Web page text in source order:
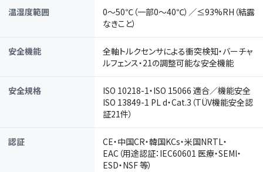
温湿度範囲
0〜50℃（一部0〜40℃）／≤93%RH（結露
なきこと）
安全機能
全軸トルクセンサによる衝突検知・バーチャ
ルフェンス・21の調整可能な安全機能
安全規格
ISO 10218-1・ISO 15066 適合／機能安全
ISO 13849-1 PL d・Cat.3（TÜV機能安全認
証21件）
認証
CE・中国CR・韓国KCs・米国NRTL・
EAC（用途認証：IEC60601 医療・SEMI・
ESD・NSF 等）